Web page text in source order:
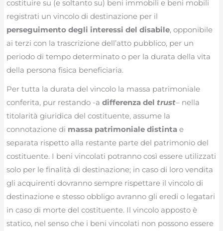
costituire su (e soltanto su) beni immobili e beni mobili
registrati un vincolo di destinazione per il
perseguimento degli interessi del disabile, opponibile
ai terzi con la trascrizione dell’atto pubblico, per un
periodo di tempo determinato o per la durata della vita
della persona fisica beneficiaria.
Per tutta la durata del vincolo la massa patrimoniale
conferita, pur restando -adifferenza deltrust– nella
titolarità giuridica del costituente, assume la
connotazione di massa patrimoniale distinta e
separata rispetto alla restante parte del patrimonio del
costituente. I beni vincolati potranno così essere utilizzati
solo per le finalità di destinazione; in caso di loro vendita
gli acquirenti dovranno sempre rispettare il vincolo di
destinazione e stesso obbligo avranno gli eredi o legatari
in caso di morte del costituente. Il vincolo apposto è
statico, nel senso che i beni vincolati non possono essere